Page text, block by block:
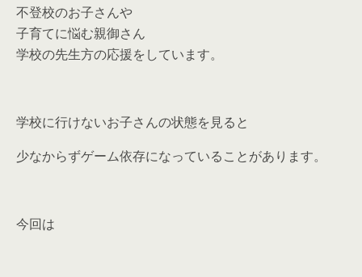
不登校のお子さんや
子育てに悩む親御さん
学校の先生方の応援をしています。
学校に行けないお子さんの状態を見ると
少なからずゲーム依存になっていることがあります。
今回は